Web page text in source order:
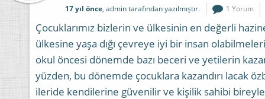
17 yıl önce, admin tarafından yazılmıştır. 1 Yorum
Çocuklarımız bizlerin ve ülkesinin en değerli
ülkesine yaşa dığı çevreye iyi bir insan
okul öncesi dönemde bazı beceri ve yetilerin
yüzden, bu dönemde çocuklara kazandırı lacak
ileride kendilerine güvenilir ve kişilik sahibi